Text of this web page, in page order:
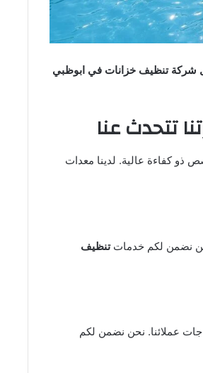
شركة تنظيف خزانات في ابوظبي
تتحدث عنا
ذو كفاءة عالية. لدينا معدات
نضمن لكم خدماتتنظيف
عملائنا. نحن نضمن لكم